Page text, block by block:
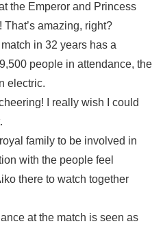
the Emperor and Princess
amazing, right?
in 32 years has a
people in attendance, the
electric.
I really wish I could
family to be involved in
with the people feel
there to watch together
at the match is seen as